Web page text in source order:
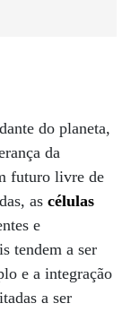
do planeta,
da
futuro livre de
as células
e
tendem a ser
e a integração
a ser